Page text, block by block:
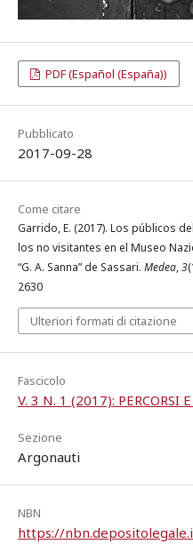
PDF (Español (España))
Pubblicato
2017-09-28
Come citare
Garrido, E. (2017). Los públicos
los no visitantes en el Museo
“G. A. Sanna” de Sassari. Medea,3
2630
Ulteriori formati di citazione
Fascicolo
V. 3 N. 1 (2017): PERCORSI
Sezione
Argonauti
NBN
https://